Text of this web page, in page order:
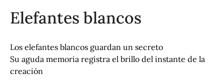
Elefantes blancos
Los elefantes blancos guardan un secreto
Su aguda memoria registra el brillo del instante de la
creación